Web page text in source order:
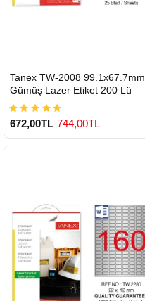
GÖNDERİ
900 TL Üzeri Kargo Ücretsiz
Tanex TW-2008 99.1x67.7mm
Gümüş Lazer Etiket 200 Lü
672,00TL 744,00TL